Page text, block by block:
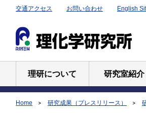
交通アクセス お問い合わせ English
理研について 研究室紹介
Home 研究成果（プレスリリース）